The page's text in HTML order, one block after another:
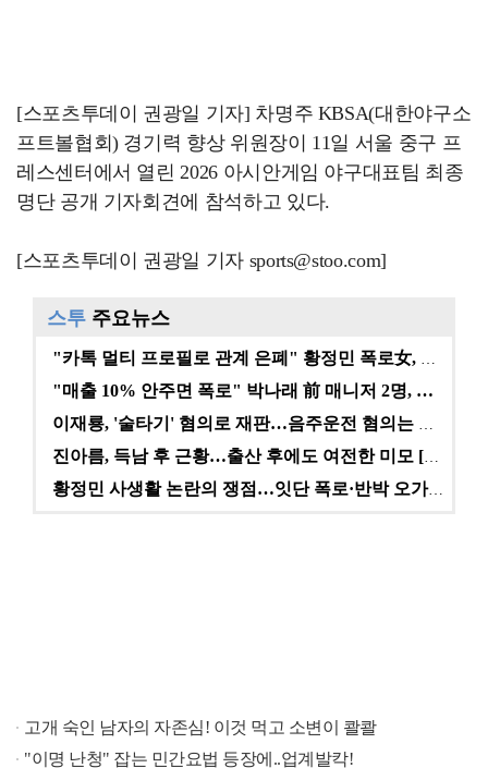
[스포츠투데이 권광일 기자] 차명주 KBSA(대한야구소
프트볼협회) 경기력 향상 위원장이 11일 서울 중구 프
레스센터에서 열린 2026 아시안게임 야구대표팀 최종
명단 공개 기자회견에 참석하고 있다.
[스포츠투데이 권광일 기자 sports@stoo.com]
스투 주요뉴스
"카톡 멀티 프로필로 관계 은폐" 황정민 폭로女, 문자…
"매출 10% 안주면 폭로" 박나래 前 매니저 2명, …
이재룡, '술타기' 혐의로 재판…음주운전 혐의는 미적용…
진아름, 득남 후 근황…출산 후에도 여전한 미모 [스타…
황정민 사생활 논란의 쟁점…잇단 폭로·반박 오가는 소모…